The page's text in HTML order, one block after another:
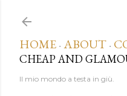
HOME · ABOUT ·
CHEAP AND
Il mio mondo a testa in giù.